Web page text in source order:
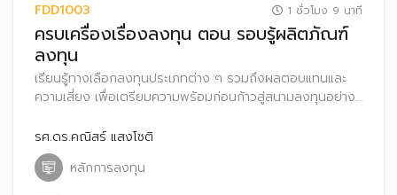
FDD1003 1 ชั่วโมง 9 นาที
ครบเครื่องเรื่องลงทุน ตอน รอบรู้ผลิตภัณฑ์
ลงทุน
เรียนรู้ทางเลือกลงทุนประเภทต่าง ๆ รวมถึงผลตอบแทนและ
ความเสี่ยง เพื่อเตรียมความพร้อมก่อนก้าวสู่สนามลงทุนอย่าง
รศ.ดร.คณิสร์ แสงโชติ
หลักการลงทุน